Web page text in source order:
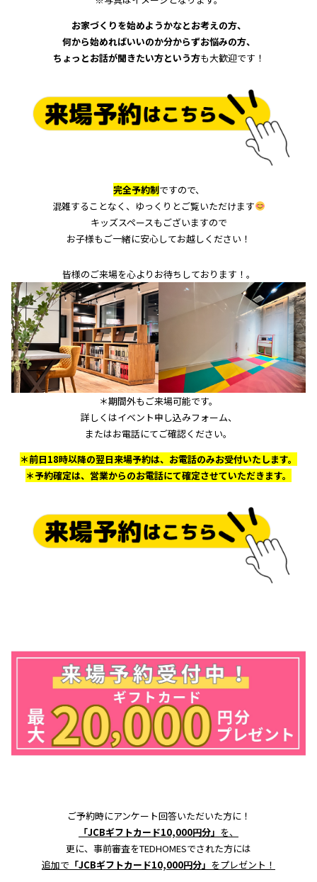
お家づくりを始めようかなとお考えの方、
何から始めればいいのか分からずお悩みの方、
ちょっとお話が聞きたい方という方も大歓迎です！
完全予約制ですので、
混雑することなく、ゆっくりとご覧いただけます
キッズスペースもございますので
お子様もご一緒に安心してお越しください！
皆様のご来場を心よりお待ちしております！。
＊期間外もご来場可能です。
詳しくはイベント申し込みフォーム、
またはお電話にてご確認ください。
＊前日18時以降の翌日来場予約は、お電話のみお受付いたします。
＊予約確定は、営業からのお電話にて確定させていただきます。
ご予約時にアンケート回答いただいた方に！
「JCBギフトカード10,000円分」 を、
更に、事前審査をTEDHOMESでされた方には
追加で 「JCBギフトカード10,000円分」 をプレゼント！